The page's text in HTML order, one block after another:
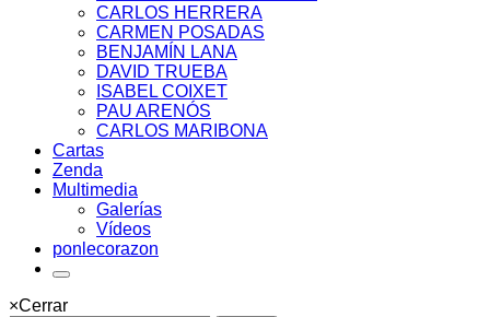
CARLOS HERRERA
CARMEN POSADAS
BENJAMÍN LANA
DAVID TRUEBA
ISABEL COIXET
PAU ARENÓS
CARLOS MARIBONA
Cartas
Zenda
Multimedia
Galerías
Vídeos
ponlecorazon
×Cerrar